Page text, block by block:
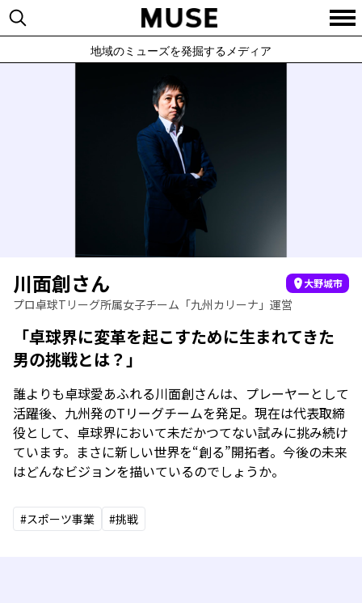
地域のミューズを発掘するメディア
川面創さん 大野城市
プロ卓球Tリーグ所属女子チーム「九州カリーナ」運営
「卓球界に変革を起こすために生まれてきた
男の挑戦とは？」
誰よりも卓球愛あふれる川面創さんは、プレーヤーとして
活躍後、九州発のTリーグチームを発足。現在は代表取締
役として、卓球界において未だかつてない試みに挑み続け
ています。まさに新しい世界を“創る”開拓者。今後の未来
はどんなビジョンを描いているのでしょうか。
#スポーツ事業 #挑戦